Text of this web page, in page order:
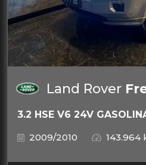
Land Rover
3.2 HSE V6 24V
2009/2010
143.964